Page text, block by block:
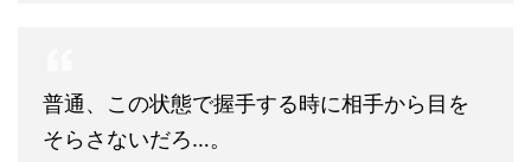
普通、この状態で握手する時に相手から目を
そらさないだろ…。